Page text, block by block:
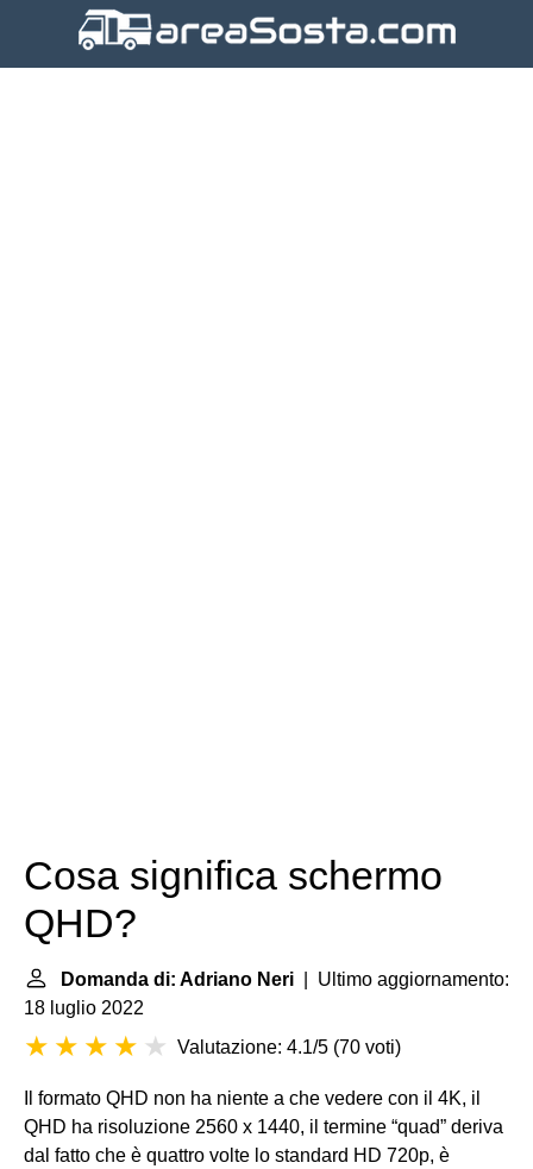
Cosa significa schermo
QHD?
Domanda di: Adriano Neri | Ultimo aggiornamento:
18 luglio 2022
Valutazione: 4.1/5 (70 voti)
Il formato QHD non ha niente a che vedere con il 4K, il
QHD ha risoluzione 2560 x 1440, il termine “quad” deriva
dal fatto che è quattro volte lo standard HD 720p, è